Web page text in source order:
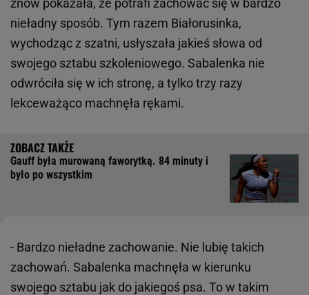
znów pokazała, że potrafi zachować się w bardzo
nieładny sposób. Tym razem Białorusinka,
wychodząc z szatni, usłyszała jakieś słowa od
swojego sztabu szkoleniowego. Sabalenka nie
odwróciła się w ich stronę, a tylko trzy razy
lekceważąco machnęła rękami.
Gauff była murowaną faworytką. 84 minuty i
było po wszystkim
- Bardzo nieładne zachowanie. Nie lubię takich
zachowań. Sabalenka machnęła w kierunku
swojego sztabu jak do jakiegoś psa. To w takim